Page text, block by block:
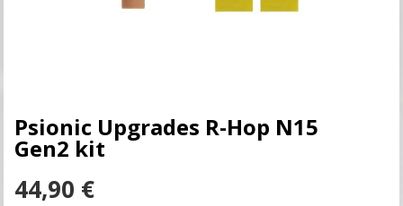
Psionic Upgrades R-Hop N15
Gen2 kit
44,90 €